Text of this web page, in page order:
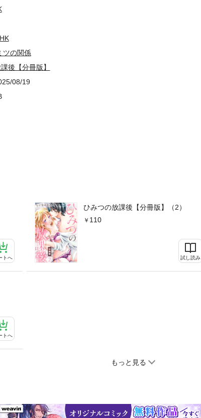
トへ
ひみつの放課後【分冊版】（2）
110
試し読み
トへ
もっと見る
ツの関係
後【分冊版】
08/19